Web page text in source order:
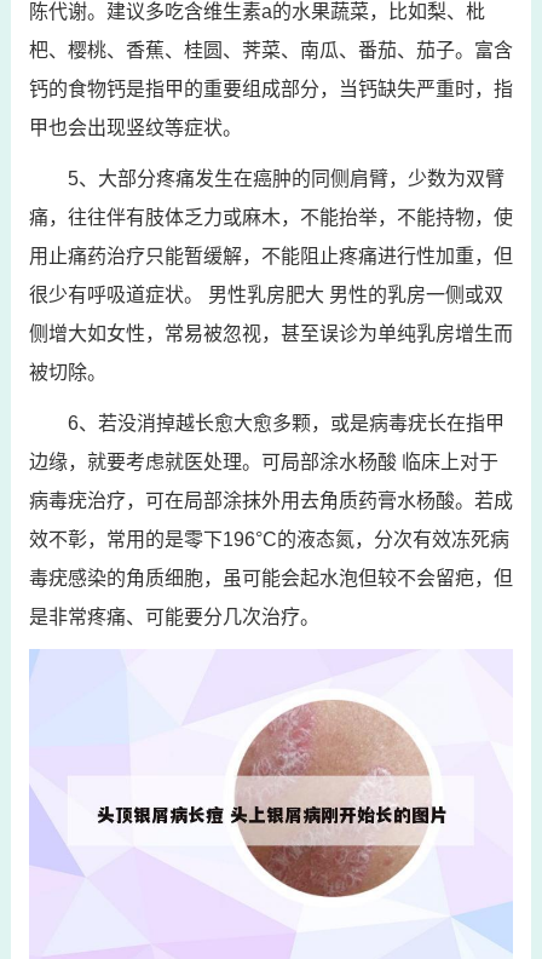
陈代谢。建议多吃含维生素a的水果蔬菜，比如梨、枇
杷、樱桃、香蕉、桂圆、荠菜、南瓜、番茄、茄子。富含
钙的食物钙是指甲的重要组成部分，当钙缺失严重时，指
甲也会出现竖纹等症状。
5、大部分疼痛发生在癌肿的同侧肩臂，少数为双臂
痛，往往伴有肢体乏力或麻木，不能抬举，不能持物，使
用止痛药治疗只能暂缓解，不能阻止疼痛进行性加重，但
很少有呼吸道症状。 男性乳房肥大 男性的乳房一侧或双
侧增大如女性，常易被忽视，甚至误诊为单纯乳房增生而
被切除。
6、若没消掉越长愈大愈多颗，或是病毒疣长在指甲
边缘，就要考虑就医处理。可局部涂水杨酸 临床上对于
病毒疣治疗，可在局部涂抹外用去角质药膏水杨酸。若成
效不彰，常用的是零下196°C的液态氮，分次有效冻死病
毒疣感染的角质细胞，虽可能会起水泡但较不会留疤，但
是非常疼痛、可能要分几次治疗。